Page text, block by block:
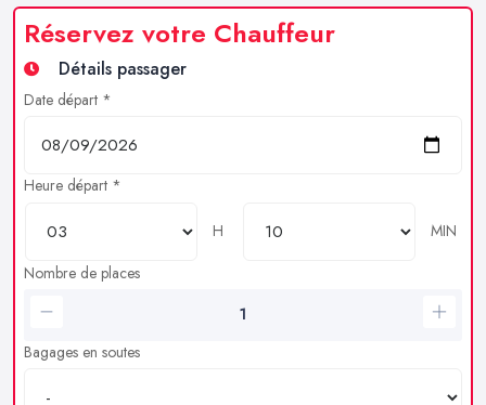
Réservez votre Chauffeur
Détails passager
Date départ *
Heure départ *
H
MIN
Nombre de places
Bagages en soutes